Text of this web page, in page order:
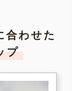
合わせた
プ